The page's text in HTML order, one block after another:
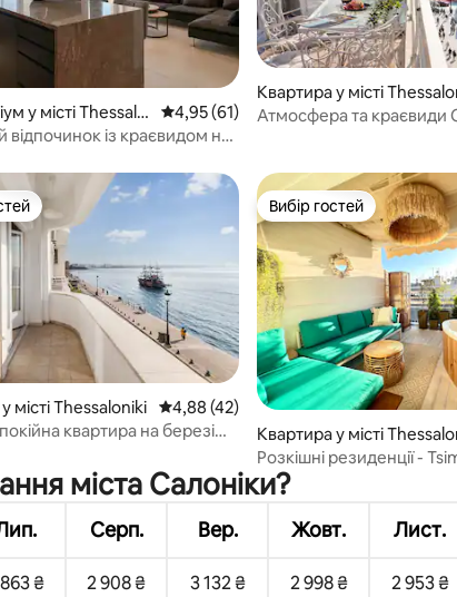
відгуки: 63
у місті Thessalo
Середня оцінка: 4,95 з 5, відгуки: 61
4,95 (61)
відпочинок із краєвидом на
Квартира у місті
Атмосфера та краєвиди
відгуки: 78
місті Thessaloniki Середня оцінка: 4,88 з 5, відгуки: 42
4,88 (42)
квартира на березі
Вибір гостей
Вибір гостей
Квартира у місті
Розкішні резиденції -
Jacuzzi
міста Салоніки?
Серп. Вер. Жовт. Лист.
₴ 2 908 ₴ 3 132 ₴ 2 998 ₴ 2 953 ₴